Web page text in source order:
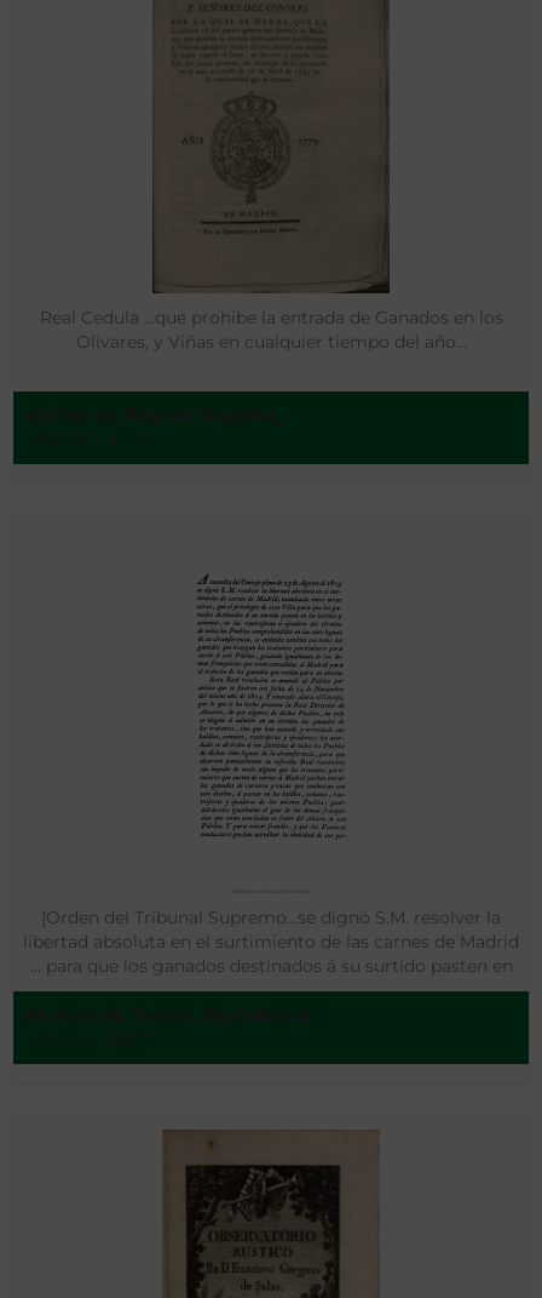
Real Cedula …que prohibe la entrada de Ganados en los
Olivares, y Viñas en cualquier tiempo del año…
[Orden del Tribunal Supremo…se dignó S.M. resolver la
libertad absoluta en el surtimiento de las carnes de Madrid
… para que los ganados destinados á su surtido pasten en
los baldíos y comunes … ]